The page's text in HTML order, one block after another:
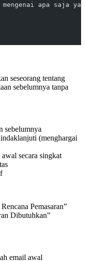
mengenai apa saja
seseorang tentang
sebelumnya tanpa
sebelumnya
(menghargai
secara singkat
Pemasaran”
Dibutuhkan”
email awal